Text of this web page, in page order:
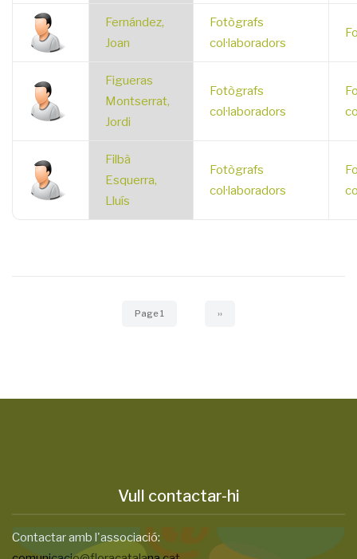
Fernández,
Joan
Fotògrafs
col·laboradors
Figueras
Montserrat,
Jordi
Fotògrafs
col·laboradors
Filbà
Esquerra,
Lluís
Fotògrafs
col·laboradors
Page 1 Next
››
Vull contactar-hi
Contactar amb l'associació: